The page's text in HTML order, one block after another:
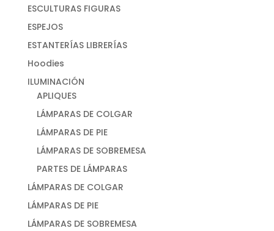
ESCULTURAS FIGURAS
ESPEJOS
ESTANTERÍAS LIBRERÍAS
Hoodies
ILUMINACIÓN
APLIQUES
LÁMPARAS DE COLGAR
LÁMPARAS DE PIE
LÁMPARAS DE SOBREMESA
PARTES DE LÁMPARAS
LÁMPARAS DE COLGAR
LÁMPARAS DE PIE
LÁMPARAS DE SOBREMESA